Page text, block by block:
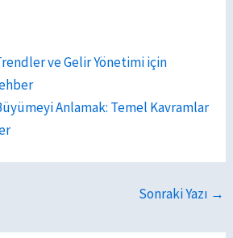
ve Gelir Yönetimi için
Anlamak: Temel Kavramlar
Sonraki Yazı →